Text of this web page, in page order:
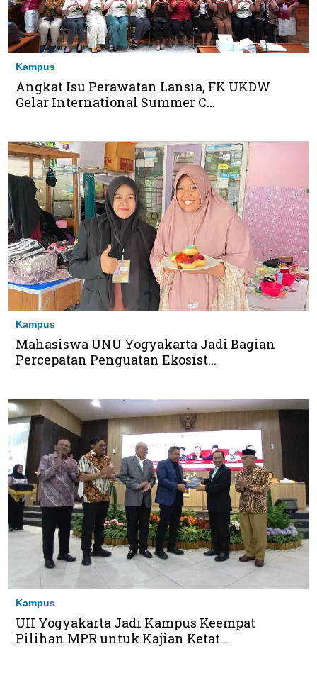
Kampus
Angkat Isu Perawatan Lansia, FK UKDW
Gelar International Summer C...
Kampus
Mahasiswa UNU Yogyakarta Jadi Bagian
Percepatan Penguatan Ekosist...
Kampus
UII Yogyakarta Jadi Kampus Keempat
Pilihan MPR untuk Kajian Ketat...